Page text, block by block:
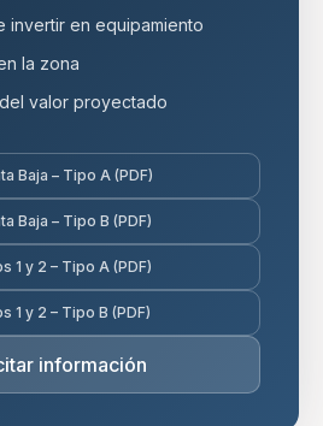
invertir en equipamiento
la zona
valor proyectado
Baja – Tipo A (PDF)
Baja – Tipo B (PDF)
1 y 2 – Tipo A (PDF)
1 y 2 – Tipo B (PDF)
información